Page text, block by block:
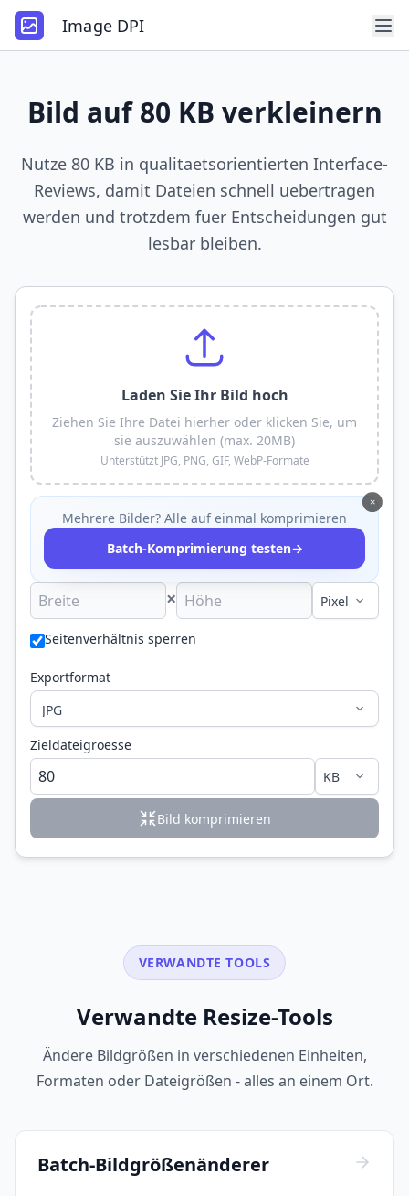
Image DPI
Bild auf 80 KB verkleinern
Nutze 80 KB in qualitaetsorientierten Interface-
Reviews, damit Dateien schnell uebertragen
werden und trotzdem fuer Entscheidungen gut
lesbar bleiben.
Laden Sie Ihr Bild hoch
Ziehen Sie Ihre Datei hierher oder klicken Sie, um
sie auszuwählen (max. 20MB)
Unterstützt JPG, PNG, GIF, WebP-Formate
×
Mehrere Bilder? Alle auf einmal komprimieren
Batch-Komprimierung testen→
×
Seitenverhältnis sperren
Exportformat
Zieldateigroesse
Bild komprimieren
VERWANDTE TOOLS
Verwandte Resize-Tools
Ändere Bildgrößen in verschiedenen Einheiten,
Formaten oder Dateigrößen - alles an einem Ort.
Batch-Bildgrößenänderer